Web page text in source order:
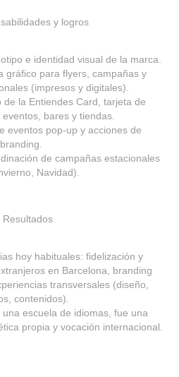
y logros
e identidad visual de la marca.
gráfico para flyers, campañas y
(impresos y digitales).
de la Entiendes Card, tarjeta de
bares y tiendas.
eventos pop-up y acciones de
branding.
de campañas estacionales
Navidad).
Resultados
hoy habituales: fidelización y
en Barcelona, branding
transversales (diseño,
contenidos).
escuela de idiomas, fue una
propia y vocación internacional.